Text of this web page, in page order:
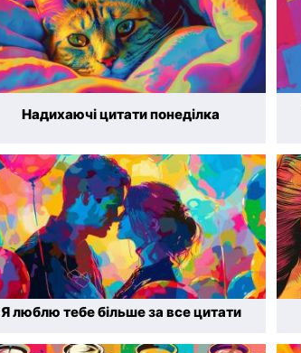
Надихаючі цитати понеділка
Я люблю тебе більше за все цитати